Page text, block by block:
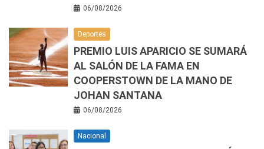
06/08/2026
Deportes
PREMIO LUIS APARICIO SE SUMARÁ
AL SALÓN DE LA FAMA EN
COOPERSTOWN DE LA MANO DE
JOHAN SANTANA
06/08/2026
Nacional